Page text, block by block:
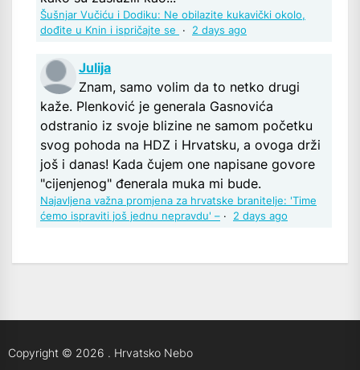
Šušnjar Vučiću i Dodiku: Ne obilazite kukavički okolo,
dođite u Knin i ispričajte se
· 2 days ago
Julija
Znam, samo volim da to netko drugi
kaže. Plenković je generala Gasnovića
odstranio iz svoje blizine ne samom početku
svog pohoda na HDZ i Hrvatsku, a ovoga drži
još i danas! Kada čujem one napisane govore
"cijenjenog" đenerala muka mi bude.
Najavljena važna promjena za hrvatske branitelje: 'Time
ćemo ispraviti još jednu nepravdu' – · 2 days ago
Copyright © 2026 . Hrvatsko Nebo